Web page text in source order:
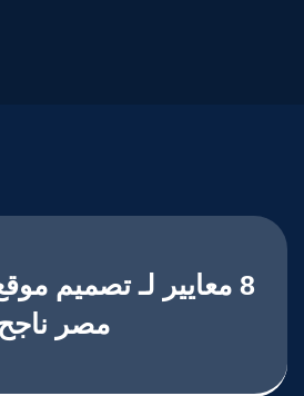
8 معايير لـ تصميم
مصر ناجح